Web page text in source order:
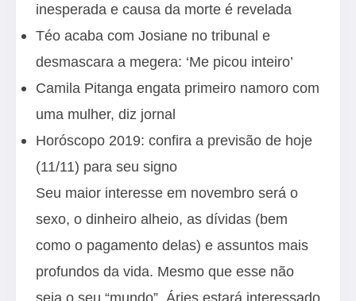
inesperada e causa da morte é revelada
Téo acaba com Josiane no tribunal e
desmascara a megera: ‘Me picou inteiro’
Camila Pitanga engata primeiro namoro com
uma mulher, diz jornal
Horóscopo 2019: confira a previsão de hoje
(11/11) para seu signo
Seu maior interesse em novembro será o
sexo, o dinheiro alheio, as dívidas (bem
como o pagamento delas) e assuntos mais
profundos da vida. Mesmo que esse não
seja o seu “mundo”, Áries estará interessado